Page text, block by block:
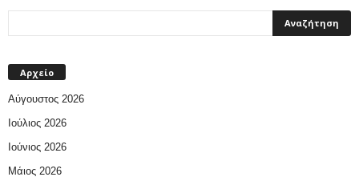
Αρχείο
Αύγουστος 2026
Ιούλιος 2026
Ιούνιος 2026
Μάιος 2026